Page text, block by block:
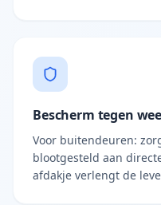
Bescherm tegen
Voor buitendeuren:
blootgesteld aan
afdakje verlengt de